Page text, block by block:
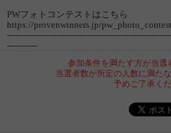
PWフォトコンテストはこちら
https://provenwinners.jp/
-----------
参加条件を満たす方が当選
当選者数が所定の人数に満た
予めご了承くだ